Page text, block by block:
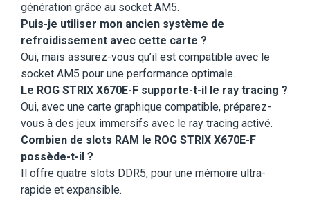
génération grâce au socket AM5.
Puis-je utiliser mon ancien système de
refroidissement avec cette carte ?
Oui, mais assurez-vous qu’il est compatible avec le
socket AM5 pour une performance optimale.
Le ROG STRIX X670E-F supporte-t-il le ray tracing ?
Oui, avec une carte graphique compatible, préparez-
vous à des jeux immersifs avec le ray tracing activé.
Combien de slots RAM le ROG STRIX X670E-F
possède-t-il ?
Il offre quatre slots DDR5, pour une mémoire ultra-
rapide et expansible.